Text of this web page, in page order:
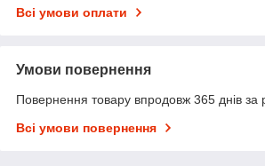
Всі умови оплати
Умови повернення
Повернення товару впродовж 365 днів за
Всі умови повернення